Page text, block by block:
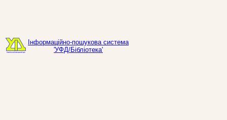
Інформаційно-пошукова система
'УФД/Бібліотека'